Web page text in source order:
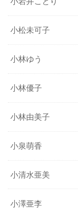
小松未可子
小林ゆう
小林優子
小林由美子
小泉萌香
小清水亜美
小澤亜李